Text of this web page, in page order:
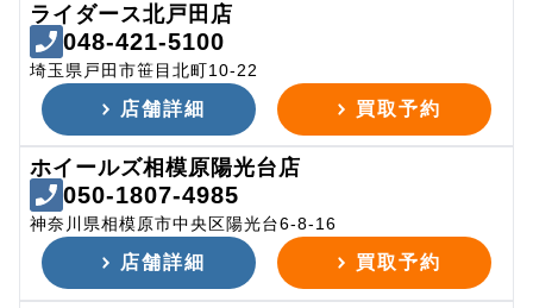
ライダース北戸田店
048-421-5100
埼玉県戸田市笹目北町10-22
店舗詳細 買取予約
ホイールズ相模原陽光台店
050-1807-4985
神奈川県相模原市中央区陽光台6-8-16
店舗詳細 買取予約